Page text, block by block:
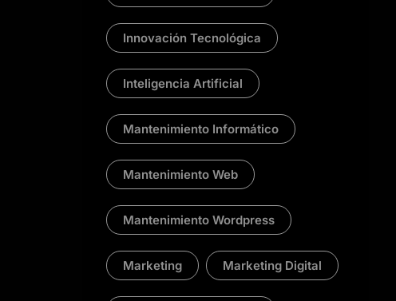
Innovación Tecnológica
Inteligencia Artificial
Mantenimiento Informático
Mantenimiento Web
Mantenimiento Wordpress
Marketing Marketing Digital